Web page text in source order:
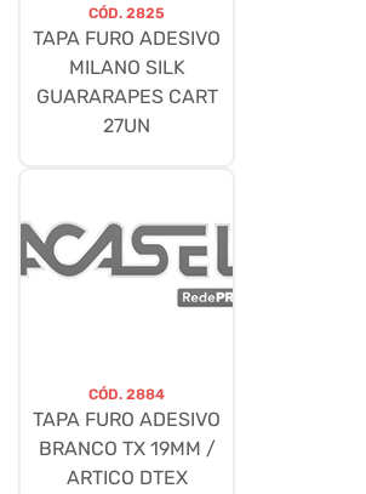
CÓD. 2825
TAPA FURO ADESIVO
MILANO SILK
GUARARAPES CART
27UN
CÓD. 2884
TAPA FURO ADESIVO
BRANCO TX 19MM /
ARTICO DTEX